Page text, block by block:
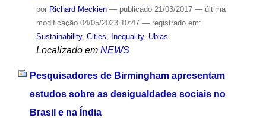
por Richard Meckien — publicado21/03/2017 — última
modificação04/05/2023 10:47 — registrado em:
Sustainability, Cities Inequality, Ubias
Localizado em NEWS
Pesquisadores de Birmingham apresentam
estudos sobre as desigualdades sociais no
Brasil e na Índia